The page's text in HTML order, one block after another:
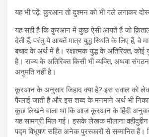
यह भी पढ़ें: क़ुरआन तो दुश्मन को भी गले लगाकर
यह सही है कि क़ुरआन में कुछ ऐसी आयतें हैं जो
देती हैं, परंतु ये आयतें मात्र युद्ध स्थिति के लिए हैं,
बचाव के अर्थ में हैं। रक्षात्मक युद्ध के अतिरिक्त, कोई
है। राज्य के अतिरिक्त किसी भी व्यक्ति, अथवा
अनुमति नहीं है।
क़ुरआन के अनुसार जिहाद क्या है? इस सवाल को
फैलाई जाती हैं और इस शब्द के मनमाने अर्थ भी​
कुछ लिखने वाला था कि आज क़ुरआन के हिंदी
यह सामग्री मिल गई। इसके लेखक मौलाना
पद्म विभूषण सहित अनेक पुरस्कारों से सम्मानित हैं।